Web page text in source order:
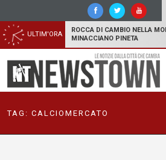
ULTIM'ORA
ROCCA DI CAMBIO NELLA
MINACCIANO PINETA
TAG: CALCIOMERCATO